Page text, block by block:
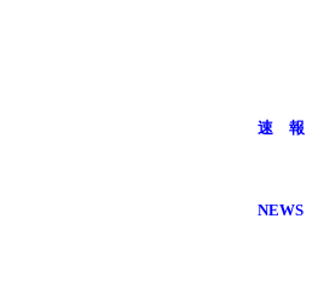
速 報
NEWS